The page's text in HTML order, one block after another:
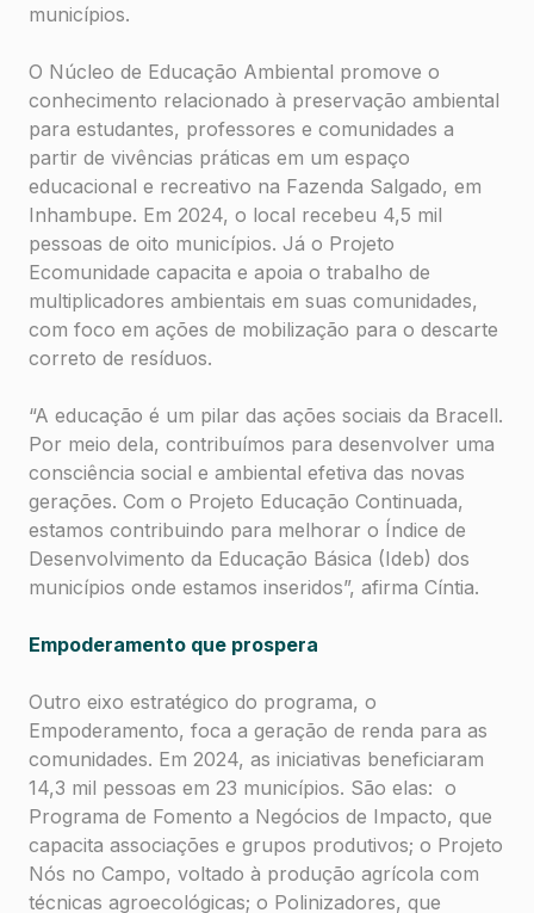
municípios.
O Núcleo de Educação Ambiental promove o
conhecimento relacionado à preservação ambiental
para estudantes, professores e comunidades a
partir de vivências práticas em um espaço
educacional e recreativo na Fazenda Salgado, em
Inhambupe. Em 2024, o local recebeu 4,5 mil
pessoas de oito municípios. Já o Projeto
Ecomunidade capacita e apoia o trabalho de
multiplicadores ambientais em suas comunidades,
com foco em ações de mobilização para o descarte
correto de resíduos.
“A educação é um pilar das ações sociais da Bracell.
Por meio dela, contribuímos para desenvolver uma
consciência social e ambiental efetiva das novas
gerações. Com o Projeto Educação Continuada,
estamos contribuindo para melhorar o Índice de
Desenvolvimento da Educação Básica (Ideb) dos
municípios onde estamos inseridos”, afirma Cíntia.
Empoderamento que prospera
Outro eixo estratégico do programa, o
Empoderamento, foca a geração de renda para as
comunidades. Em 2024, as iniciativas beneficiaram
14,3 mil pessoas em 23 municípios. São elas: o
Programa de Fomento a Negócios de Impacto, que
capacita associações e grupos produtivos; o Projeto
Nós no Campo, voltado à produção agrícola com
técnicas agroecológicas; o Polinizadores, que